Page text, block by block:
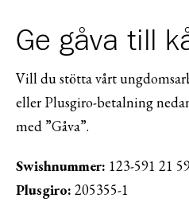
Ge gåva till
Vill du stötta vårt
eller Plusgiro-betalning
med ”Gåva”.
Swishnummer: 123-591 21
Plusgiro: 205355-1